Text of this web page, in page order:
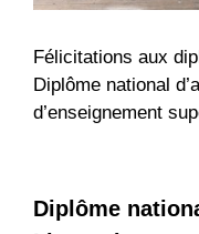
Félicitations aux
Diplôme national
d’enseignement
Diplôme